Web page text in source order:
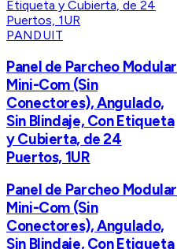
PANDUIT
Panel de Parcheo Modular
Mini-Com (Sin
Conectores), Angulado,
Sin Blindaje, Con Etiqueta
y Cubierta, de 24
Puertos, 1UR
Panel de Parcheo Modular
Mini-Com (Sin
Conectores), Angulado,
Sin Blindaje, Con Etiqueta